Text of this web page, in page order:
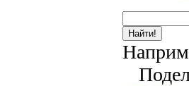
Найти!